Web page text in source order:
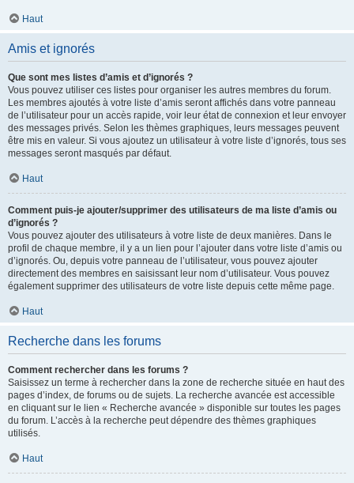
Haut
Amis et ignorés
Que sont mes listes d’amis et d’ignorés ?
Vous pouvez utiliser ces listes pour organiser les autres membres du forum.
Les membres ajoutés à votre liste d’amis seront affichés dans votre panneau
de l’utilisateur pour un accès rapide, voir leur état de connexion et leur envoyer
des messages privés. Selon les thèmes graphiques, leurs messages peuvent
être mis en valeur. Si vous ajoutez un utilisateur à votre liste d’ignorés, tous ses
messages seront masqués par défaut.
Haut
Comment puis-je ajouter/supprimer des utilisateurs de ma liste d’amis ou
d’ignorés ?
Vous pouvez ajouter des utilisateurs à votre liste de deux manières. Dans le
profil de chaque membre, il y a un lien pour l’ajouter dans votre liste d’amis ou
d’ignorés. Ou, depuis votre panneau de l’utilisateur, vous pouvez ajouter
directement des membres en saisissant leur nom d’utilisateur. Vous pouvez
également supprimer des utilisateurs de votre liste depuis cette même page.
Haut
Recherche dans les forums
Comment rechercher dans les forums ?
Saisissez un terme à rechercher dans la zone de recherche située en haut des
pages d’index, de forums ou de sujets. La recherche avancée est accessible
en cliquant sur le lien « Recherche avancée » disponible sur toutes les pages
du forum. L’accès à la recherche peut dépendre des thèmes graphiques
utilisés.
Haut